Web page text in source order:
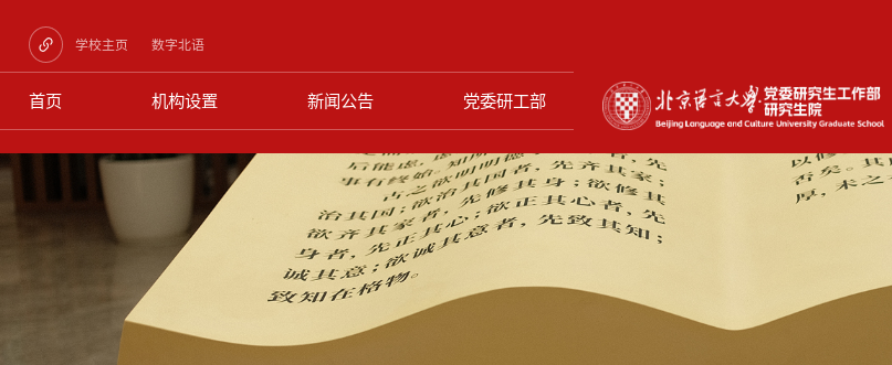
学校主页 数字北语
首页 机构设置 新闻公告 党委研工部